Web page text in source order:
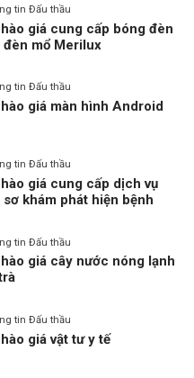
tin Đấu thầu
giá cung cấp bóng đèn
mổ Merilux
tin Đấu thầu
giá màn hình Android
tin Đấu thầu
giá cung cấp dịch vụ
sơ khám phát hiện bệnh
tin Đấu thầu
giá cây nước nóng lạnh
tin Đấu thầu
giá vật tư y tế